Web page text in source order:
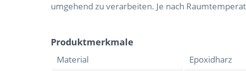
umgehend zu verarbeiten. Je nach
Produktmerkmale
Material
Epoxidharz